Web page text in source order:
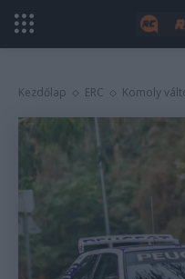
Kezdőlap ERC Komoly